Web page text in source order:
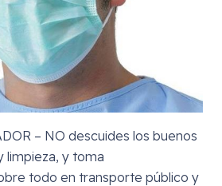
– NO descuides los buenos
limpieza, y toma
todo en transporte público y